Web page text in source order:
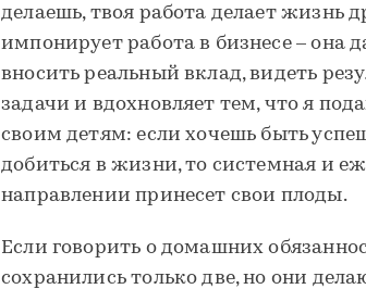
делаешь, твоя работа делает жизнь
импонирует работа в бизнесе – она
вносить реальный вклад, видеть
задачи и вдохновляет тем, что я
своим детям: если хочешь быть
добиться в жизни, то системная и
направлении принесет свои плоды.
Если говорить о домашних
сохранились только две, но они